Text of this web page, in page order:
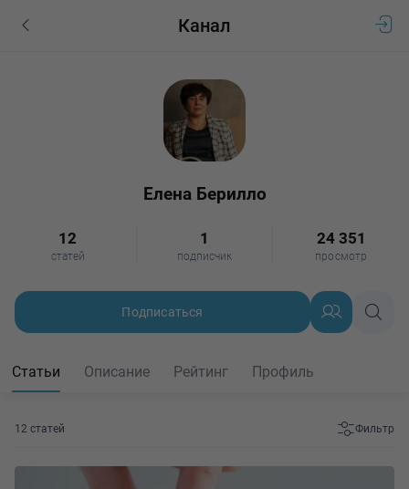
Канал
Елена Берилло
12
статей
1
подписчик
24 351
просмотр
Подписаться
Статьи Описание Рейтинг Профиль
12 статей Фильтр